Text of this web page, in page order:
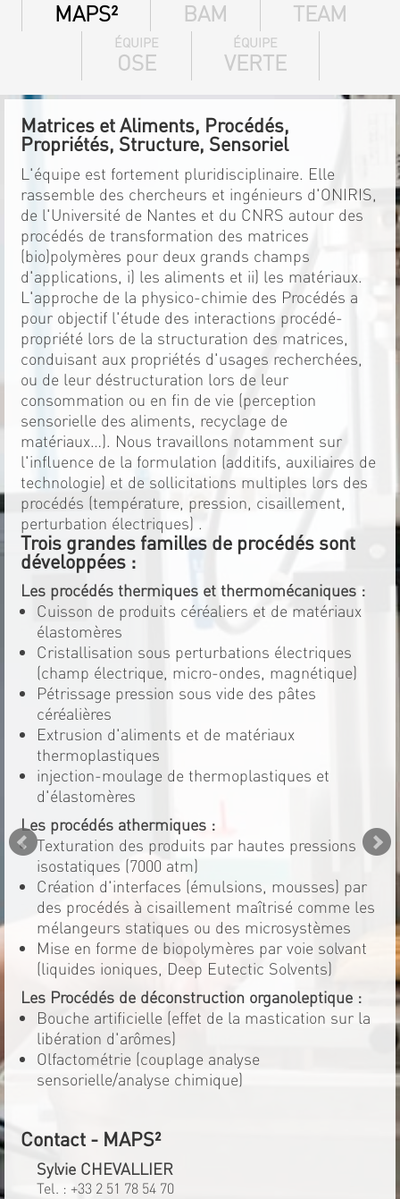
MAPS² BAM TEAM
ÉQUIPE
OSE
ÉQUIPE
VERTE
Matrices et Aliments, Procédés,
Propriétés, Structure, Sensoriel
L'équipe est fortement pluridisciplinaire. Elle
rassemble des chercheurs et ingénieurs d'ONIRIS,
de l'Université de Nantes et du CNRS autour des
procédés de transformation des matrices
(bio)polymères pour deux grands champs
d'applications, i) les aliments et ii) les matériaux.
L'approche de la physico-chimie des Procédés a
pour objectif l'étude des interactions procédé-
propriété lors de la structuration des matrices,
conduisant aux propriétés d'usages recherchées,
ou de leur déstructuration lors de leur
consommation ou en fin de vie (perception
sensorielle des aliments, recyclage de
matériaux…). Nous travaillons notamment sur
l'influence de la formulation (additifs, auxiliaires de
technologie) et de sollicitations multiples lors des
procédés (température, pression, cisaillement,
perturbation électriques) .
Trois grandes familles de procédés sont
développées :
Les procédés thermiques et thermomécaniques :
Cuisson de produits céréaliers et de matériaux
élastomères
Cristallisation sous perturbations électriques
(champ électrique, micro-ondes, magnétique)
Pétrissage pression sous vide des pâtes
céréalières
Extrusion d'aliments et de matériaux
thermoplastiques
injection-moulage de thermoplastiques et
d'élastomères
Les procédés athermiques :
Texturation des produits par hautes pressions
isostatiques (7000 atm)
Création d'interfaces (émulsions, mousses) par
des procédés à cisaillement maîtrisé comme les
mélangeurs statiques ou des microsystèmes
Mise en forme de biopolymères par voie solvant
(liquides ioniques, Deep Eutectic Solvents)
Les Procédés de déconstruction organoleptique :
Bouche artificielle (effet de la mastication sur la
libération d'arômes)
Olfactométrie (couplage analyse
sensorielle/analyse chimique)
Contact - MAPS²
Sylvie CHEVALLIER
Tel. : +33 2 51 78 54 70